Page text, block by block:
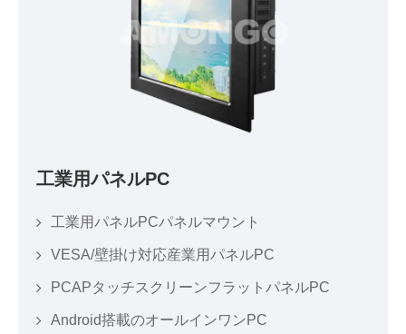
工業用パネルPC
工業用パネルPCパネルマウント
VESA/壁掛け対応産業用パネルPC
PCAPタッチスクリーンフラットパネルPC
Android搭載のオールインワンPC